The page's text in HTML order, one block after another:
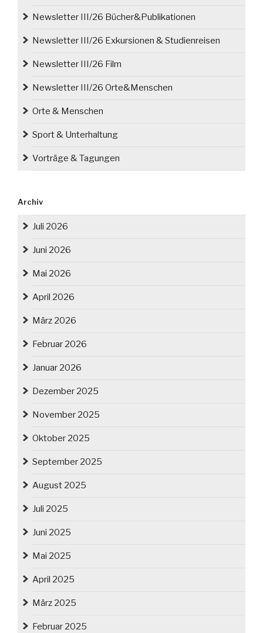
Newsletter III/26 Bücher&Publikationen
Newsletter III/26 Exkursionen & Studienreisen
Newsletter III/26 Film
Newsletter III/26 Orte&Menschen
Orte & Menschen
Sport & Unterhaltung
Vorträge & Tagungen
Archiv
Juli 2026
Juni 2026
Mai 2026
April 2026
März 2026
Februar 2026
Januar 2026
Dezember 2025
November 2025
Oktober 2025
September 2025
August 2025
Juli 2025
Juni 2025
Mai 2025
April 2025
März 2025
Februar 2025